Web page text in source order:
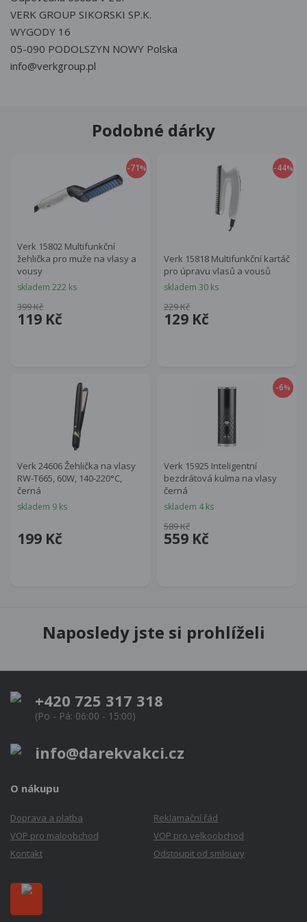
VERK GROUP SIKORSKI SP.K.
WYGODY 16
05-090 PODOLSZYN NOWY Polska
info@verkgroup.pl
Podobné dárky
-71 %
Verk 15802 Multifunkční
žehlička pro muže na vlasy a
vousy
skladem 222 ks
119 Kč
399 Kč
-44%
Verk 15818 Multifunkční kartáč
pro úpravu vlasů a vousů
skladem 30 ks
129 Kč
229 Kč
Verk 24606 Žehlička na vlasy
RW-T665, 60W, 140-220°C,
černá
skladem 9 ks
199 Kč
-6%
Verk 15925 Inteligentní
bezdrátová kulma na vlasy
černá
skladem 4 ks
559 Kč
589 Kč
Naposledy jste si prohlíželi
+420 725 317 318
(Po - Pá: 06:00 - 15:00)
info@darekvakci.cz
O nákupu
Doprava a platba
Reklamační řád
VOP pro maloobchod
VOP pro velkoobchod
Kontakt
Odstoupit od smlouvy